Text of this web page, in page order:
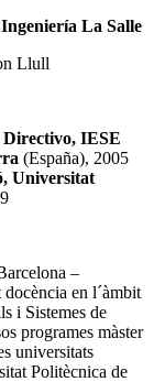
La Salle
Llull
IESE
(España), 2005
Universitat
–
en l´àmbit
i Sistemes de
programes màster
universitats
Politècnica de